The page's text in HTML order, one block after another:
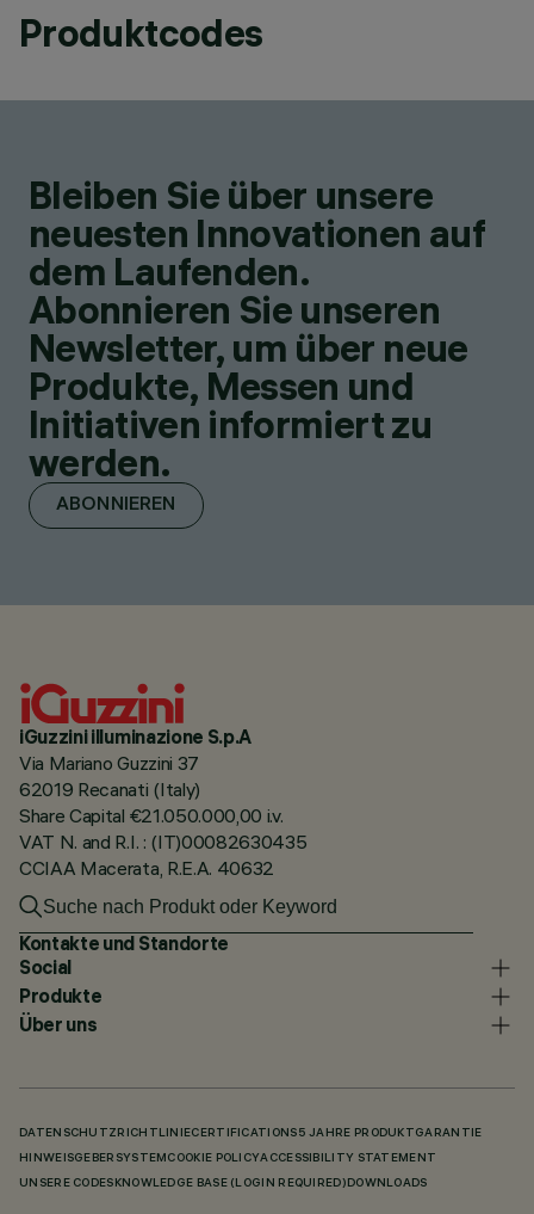
Produktcodes
Bleiben Sie über unsere
neuesten Innovationen auf
dem Laufenden.
Abonnieren Sie unseren
Newsletter, um über neue
Produkte, Messen und
Initiativen informiert zu
werden.
ABONNIEREN
iGuzzini illuminazione S.p.A
Via Mariano Guzzini 37
62019 Recanati (Italy)
Share Capital €21.050.000,00 i.v.
VAT N. and R.I. : (IT)00082630435
CCIAA Macerata, R.E.A. 40632
Kontakte und Standorte
Social
Produkte
Über uns
DATENSCHUTZRICHTLINIECERTIFICATIONS 5 JAHRE PRODUKTGARANTIE
HINWEISGEBERSYSTEM COOKIE POLICYACCESSIBILITY STATEMENT
UNSERE CODES KNOWLEDGE BASE (LOGIN REQUIRED) DOWNLOADS